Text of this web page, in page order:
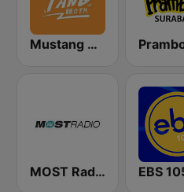
Mustang 88 FM
MOST Radio